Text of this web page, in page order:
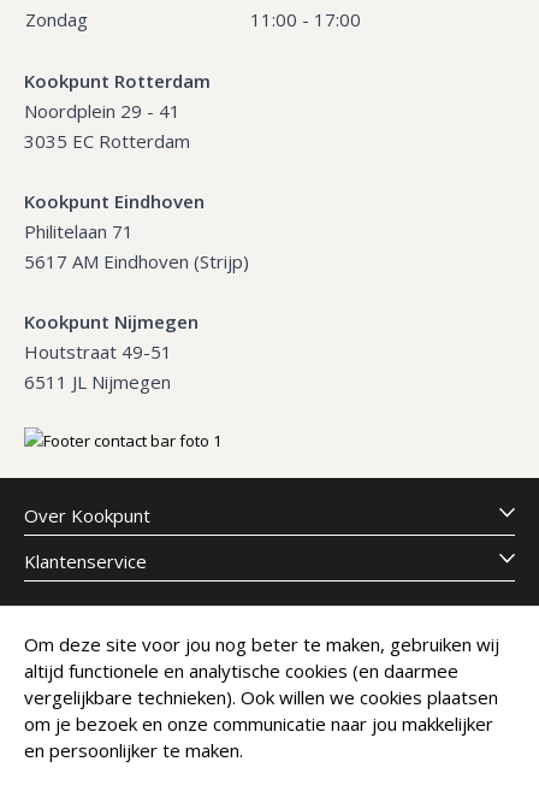
Zondag
11:00 - 17:00
Kookpunt Rotterdam
Noordplein 29 - 41
3035 EC Rotterdam
Kookpunt Eindhoven
Philitelaan 71
5617 AM Eindhoven (Strijp)
Kookpunt Nijmegen
Houtstraat 49-51
6511 JL Nijmegen
Over Kookpunt
Klantenservice
Meld je aan voor onze nieuwsbrief
E-mailadres
Abonneer
Om deze site voor jou nog beter te maken, gebruiken wij
altijd functionele en analytische cookies (en daarmee
vergelijkbare technieken). Ook willen we cookies plaatsen
om je bezoek en onze communicatie naar jou makkelijker
en persoonlijker te maken.